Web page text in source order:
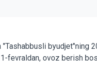
byudjet"ning
fevraldan, ovoz berish